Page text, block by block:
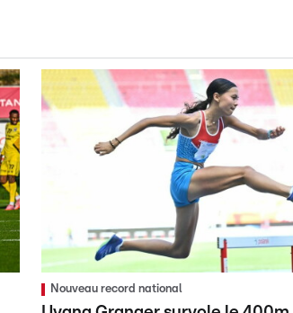
Nouveau record national